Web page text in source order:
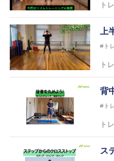
ト
#ト
ト
背
#ト
ト
ス